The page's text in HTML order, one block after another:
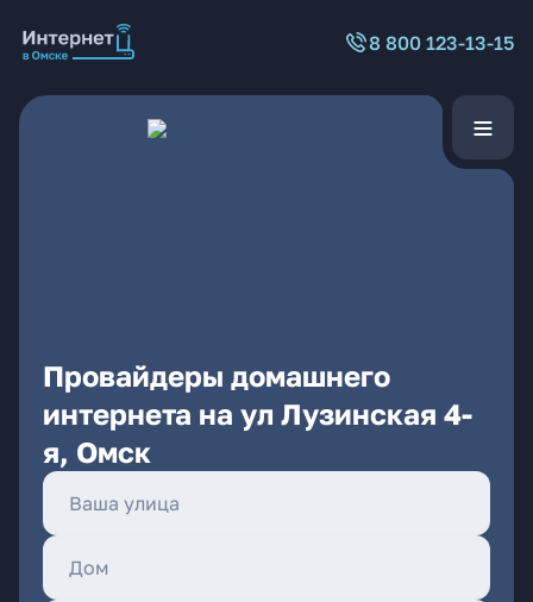
8 800 123-13-15
Провайдеры домашнего
интернета на ул Лузинская 4-
я, Омск